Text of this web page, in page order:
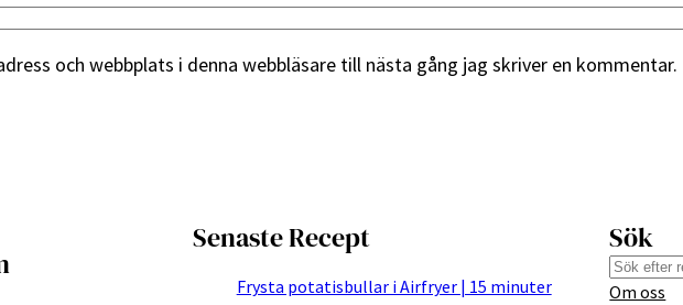
och webbplats i denna webbläsare till nästa gång jag skriver en kommentar.
Senaste Recept
Frysta potatisbullar i Airfryer | 15 minuter
Sök
S
e
Om oss